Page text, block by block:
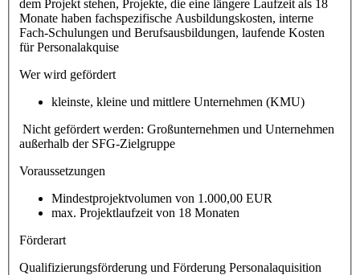
dem Projekt stehen, Projekte, die eine längere Laufzeit als 18
Monate haben fachspezifische Ausbildungskosten, interne
Fach-Schulungen und Berufsausbildungen, laufende Kosten
für Personalakquise
Wer wird gefördert
kleinste, kleine und mittlere Unternehmen (KMU)
Nicht gefördert werden: Großunternehmen und Unternehmen
außerhalb der SFG-Zielgruppe
Voraussetzungen
Mindestprojektvolumen von 1.000,00 EUR
max. Projektlaufzeit von 18 Monaten
Förderart
Qualifizierungsförderung und Förderung Personalaquisition